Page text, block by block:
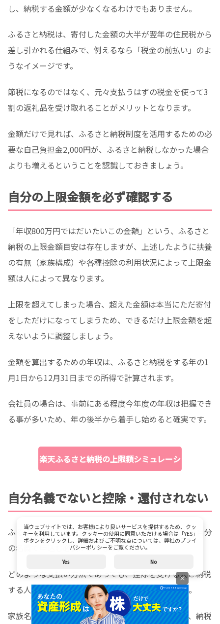
し、納税する金額が少なくなるわけでもありません。
ふるさと納税は、寄付した金額の大半が翌年の住民税から
差し引かれる仕組みで、例えるなら「税金の前払い」のよ
うなイメージです。
節税になるのではなく、元々支払うはずの税金を使って3
割の返礼品を受け取れることがメリットとなります。
金額だけで見れば、ふるさと納税制度を活用するための必
要な自己負担金2,000円が、ふるさと納税しなかった場合
よりも増えるということを認識しておきましょう。
自分の上限金額を必ず確認する
「年収800万円ではだいたいこの金額」という、ふるさと
納税の上限金額目安は存在しますが、上述したように扶養
の有無（家族構成）や各種控除の利用状況によって上限金
額は人によって異なります。
上限を超えてしまった場合、超えた金額は本当にただ寄付
をしただけになってしまうため、できるだけ上限金額を超
えないように調整しましょう。
金額を算出するための年収は、ふるさと納税をする年の1
月1日から12月31日までの所得で計算されます。
会社員の場合は、事前にある程度今年度の年収は把握でき
る事が多いため、年の後半から着手し始めると確実です。
楽天ふるさと納税の上限額シミュレーシ
自分名義でないと控除・還付されない
ふるさと納税で税額控除を受けるには、納税者本人が自分
の名義で申込む必要があります。
どのような支払い方法であっても、控除を受ける人と納税
する人（決済する人）は同一でなければいけません。
家族名義のクレジットカードは原則使えませんので、納税
当ウェブサイトでは、お客様により良いサービスを提供するため、クッ
キーを利用しています。クッキーの使用に同意いただける場合は「YES」
ボタンをクリックし、詳細およびご不明な点については、弊社のプライ
バシーポリシーをご覧ください。
Yes No
×